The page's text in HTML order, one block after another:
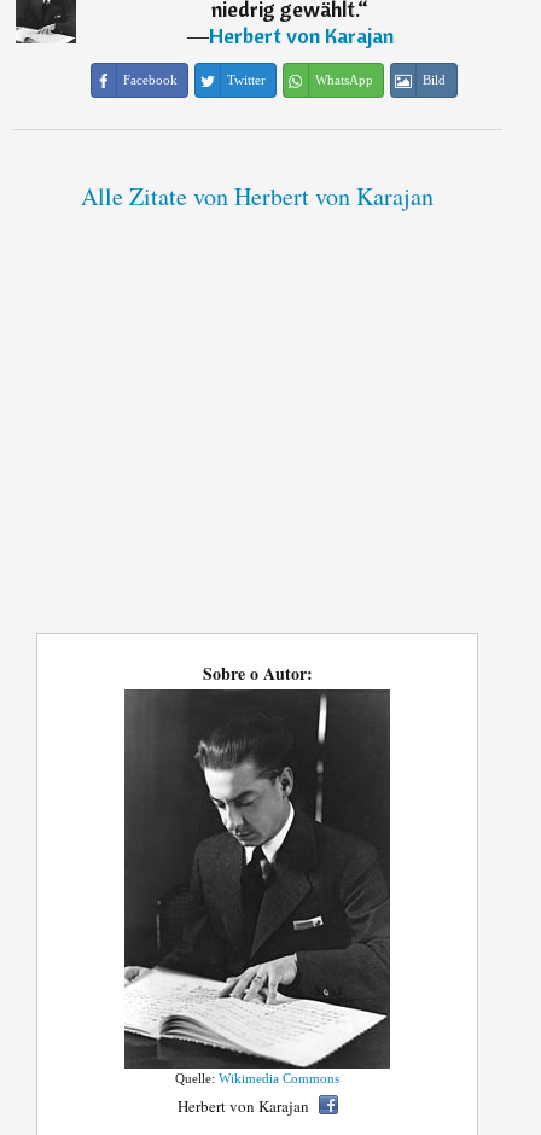
niedrig gewählt.“
―Herbert von Karajan
Facebook Twitter WhatsApp Bild
Alle Zitate von Herbert von Karajan
Sobre o Autor:
Quelle:Wikimedia Commons
Herbert von Karajan